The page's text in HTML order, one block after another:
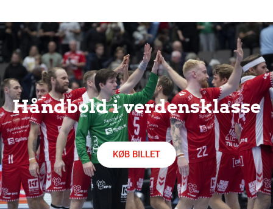
Håndbold i verdensklasse
KØB BILLET